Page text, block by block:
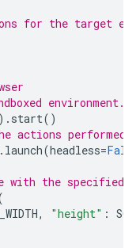
for the target
environment.
. start()
actions performed
. launch(headless=
with the specified
, "height" :